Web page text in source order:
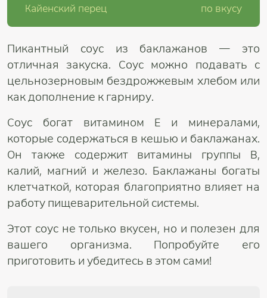
Кайенский перец
по вкусу
Пикантный соус из баклажанов — это
отличная закуска. Соус можно подавать с
цельнозерновым бездрожжевым хлебом или
как дополнение к гарниру.
Соус богат витамином Е и минералами,
которые содержаться в кешью и баклажанах.
Он также содержит витамины группы В,
калий, магний и железо. Баклажаны богаты
клетчаткой, которая благоприятно влияет на
работу пищеварительной системы.
Этот соус не только вкусен, но и полезен для
вашего организма. Попробуйте его
приготовить и убедитесь в этом сами!